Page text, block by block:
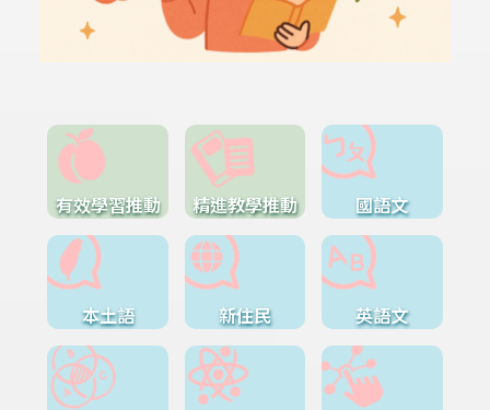
有效學習推動 精進教學推動 國語文
本土語 新住民 英語文